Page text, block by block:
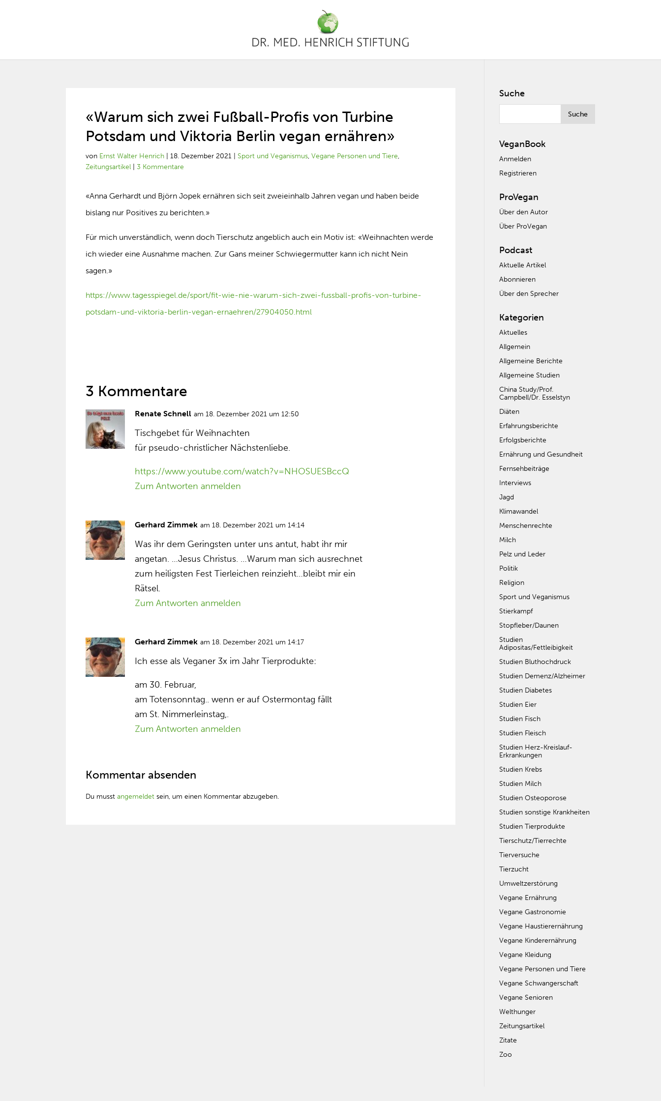
«Warum sich zwei Fußball-Profis von Turbine
Potsdam und Viktoria Berlin vegan ernähren»
von Ernst Walter Henrich |18. Dezember 2021 Sport und Veganismus,Vegane Personen und Tiere,
Zeitungsartikel |3 Kommentare
«Anna Gerhardt und Björn Jopek ernähren sich seit zweieinhalb Jahren vegan und haben beide
bislang nur Positives zu berichten.»
Für mich unverständlich, wenn doch Tierschutz angeblich auch ein Motiv ist: «Weihnachten werde
ich wieder eine Ausnahme machen. Zur Gans meiner Schwiegermutter kann ich nicht Nein
sagen.»
https://www.tagesspiegel.de/sport/fit-wie-nie-warum-sich-zwei-fussball-profis-von-turbine-
potsdam-und-viktoria-berlin-vegan-ernaehren/27904050.html
3 Kommentare
Renate Schnell am 18. Dezember 2021 um 12:50
Tischgebet für Weihnachten
für pseudo-christlicher Nächstenliebe.
https://www.youtube.com/watch?v=NHOSUESBccQ
Zum Antworten anmelden
Gerhard Zimmek am 18. Dezember 2021 um 14:14
Was ihr dem Geringsten unter uns antut, habt ihr mir
angetan. …Jesus Christus. …Warum man sich ausrechnet
zum heiligsten Fest Tierleichen reinzieht…bleibt mir ein
Rätsel.
Zum Antworten anmelden
Gerhard Zimmek am 18. Dezember 2021 um 14:17
Ich esse als Veganer 3x im Jahr Tierprodukte:
am 30. Februar,
am Totensonntag.. wenn er auf Ostermontag fällt
am St. Nimmerleinstag,.
Zum Antworten anmelden
Kommentar absenden
Du musstangemeldet sein, um einen Kommentar abzugeben.
Suche
VeganBook
Anmelden
Registrieren
ProVegan
Über den Autor
Über ProVegan
Podcast
Aktuelle Artikel
Abonnieren
Über den Sprecher
Kategorien
Aktuelles
Allgemein
Allgemeine Berichte
Allgemeine Studien
China Study/Prof.
Campbell/Dr. Esselstyn
Diäten
Erfahrungsberichte
Erfolgsberichte
Ernährung und Gesundheit
Fernsehbeiträge
Interviews
Jagd
Klimawandel
Menschenrechte
Milch
Pelz und Leder
Politik
Religion
Sport und Veganismus
Stierkampf
Stopfleber/Daunen
Studien
Adipositas/Fettleibigkeit
Studien Bluthochdruck
Studien Demenz/Alzheimer
Studien Diabetes
Studien Eier
Studien Fisch
Studien Fleisch
Studien Herz-Kreislauf-
Erkrankungen
Studien Krebs
Studien Milch
Studien Osteoporose
Studien sonstige Krankheiten
Studien Tierprodukte
Tierschutz/Tierrechte
Tierversuche
Tierzucht
Umweltzerstörung
Vegane Ernährung
Vegane Gastronomie
Vegane Haustierernährung
Vegane Kinderernährung
Vegane Kleidung
Vegane Personen und Tiere
Vegane Schwangerschaft
Vegane Senioren
Welthunger
Zeitungsartikel
Zitate
Zoo